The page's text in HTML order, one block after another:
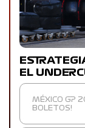
EL
MÉXICO GP
BOLETOS!